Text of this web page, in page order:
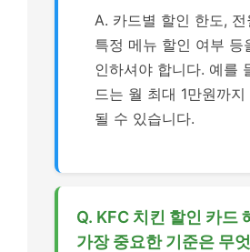
A. 카드별 할인 한도,
특정 메뉴 할인 여부 등
인하셔야 합니다. 예를
드는 월 최대 1만원까
될 수 있습니다.
Q. KFC 치킨 할인 카드
가장 중요한 기준은 무